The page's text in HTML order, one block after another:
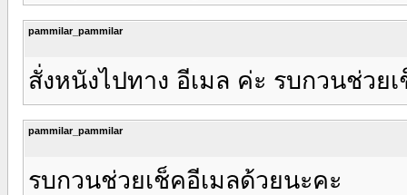
pammilar_pammilar
สั่งหนังไปทาง อีเมล ค่ะ รบกวนช่วย
pammilar_pammilar
รบกวนช่วยเช็คอีเมลด้วยนะคะ